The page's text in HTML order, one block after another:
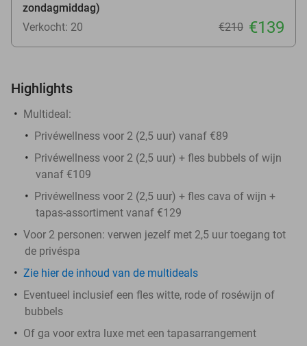
zondagmiddag)
Verkocht: 20 €210 €139
Highlights
Multideal:
Privéwellness voor 2 (2,5 uur) vanaf €89
Privéwellness voor 2 (2,5 uur) + fles bubbels of wijn
vanaf €109
Privéwellness voor 2 (2,5 uur) + fles cava of wijn +
tapas-assortiment vanaf €129
Voor 2 personen: verwen jezelf met 2,5 uur toegang tot
de privéspa
Zie hier de inhoud van de multideals
Eventueel inclusief een fles witte, rode of roséwijn of
bubbels
Of ga voor extra luxe met een tapasarrangement